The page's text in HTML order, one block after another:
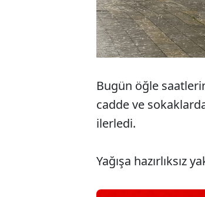
Bugün öğle
cadde ve
ilerledi.
Yağışa hazırlıksız